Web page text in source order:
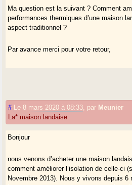
Ma question est la suivant ? Comment
performances thermiques d’une maison
aspect traditionnel ?
Par avance merci pour votre retour,
# Le 8 mars 2020 à 08:33 par Meunier
La* maison landaise
Bonjour
nous venons d’acheter une maison
comment améliorer l’isolation de celle-ci
Novembre 2013). Nous y vivons depuis